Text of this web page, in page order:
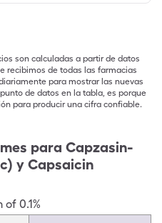
son calculadas a partir de datos
recibimos de todas las farmacias
para mostrar las nuevas
de datos en la tabla, es porque
para producir una cifra confiable.
para Capzasin-
y Capsaicin
of 0.1%